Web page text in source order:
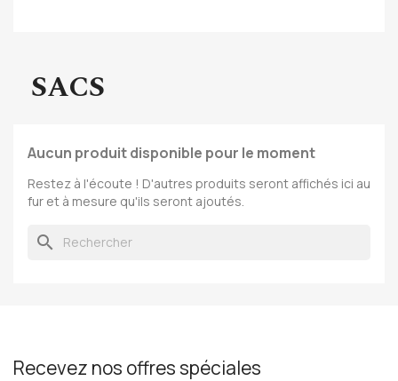
SACS
Aucun produit disponible pour le moment
Restez à l'écoute ! D'autres produits seront affichés ici au
fur et à mesure qu'ils seront ajoutés.
search
Recevez nos offres spéciales